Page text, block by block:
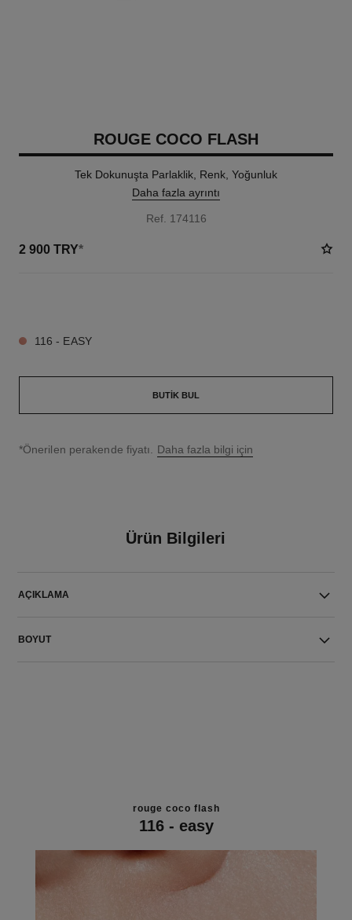
ROUGE COCO FLASH
Tek Dokunuşta Parlaklik, Renk, Yoğunluk
Daha fazla ayrıntı
Ref. 174116
2 900 TRY*
116 - EASY
BUTIK BUL
↩
*Önerilen perakende fiyatı. Daha fazla bilgi için
Ürün Bilgileri
AÇIKLAMA
BOYUT
rouge coco flash
116 - easy